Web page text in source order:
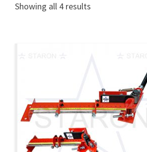
Showing all 4 results